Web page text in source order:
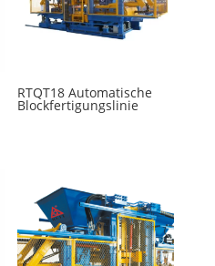
RTQT18 Automatische
Blockfertigungslinie